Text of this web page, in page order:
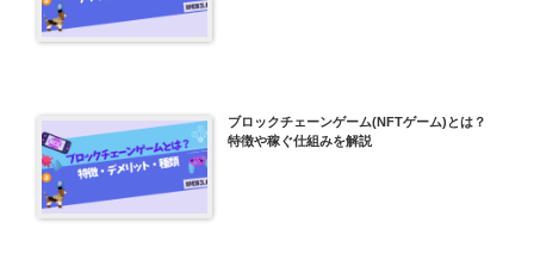
ブロックチェーンゲーム(NFTゲーム)とは？
特徴や稼ぐ仕組みを解説